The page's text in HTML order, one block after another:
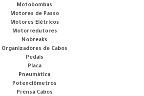
Motobombas
Motores de Passo
Motores Elétricos
Motorredutores
Nobreaks
Organizadores de Cabos
Pedais
Placa
Pneumática
Potenciômetros
Prensa Cabos